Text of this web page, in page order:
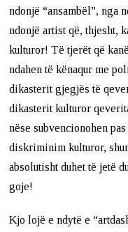
ndonjë “ansambël”, nga
ndonjë artist që, thjesht,
kulturor! Të tjerët që
ndahen të kënaqur me
dikasterit gjegjës të
dikasterit kulturor
nëse subvencionohen
diskriminim kulturor,
absolutisht duhet të jetë
goje!
Kjo lojë e ndytë e